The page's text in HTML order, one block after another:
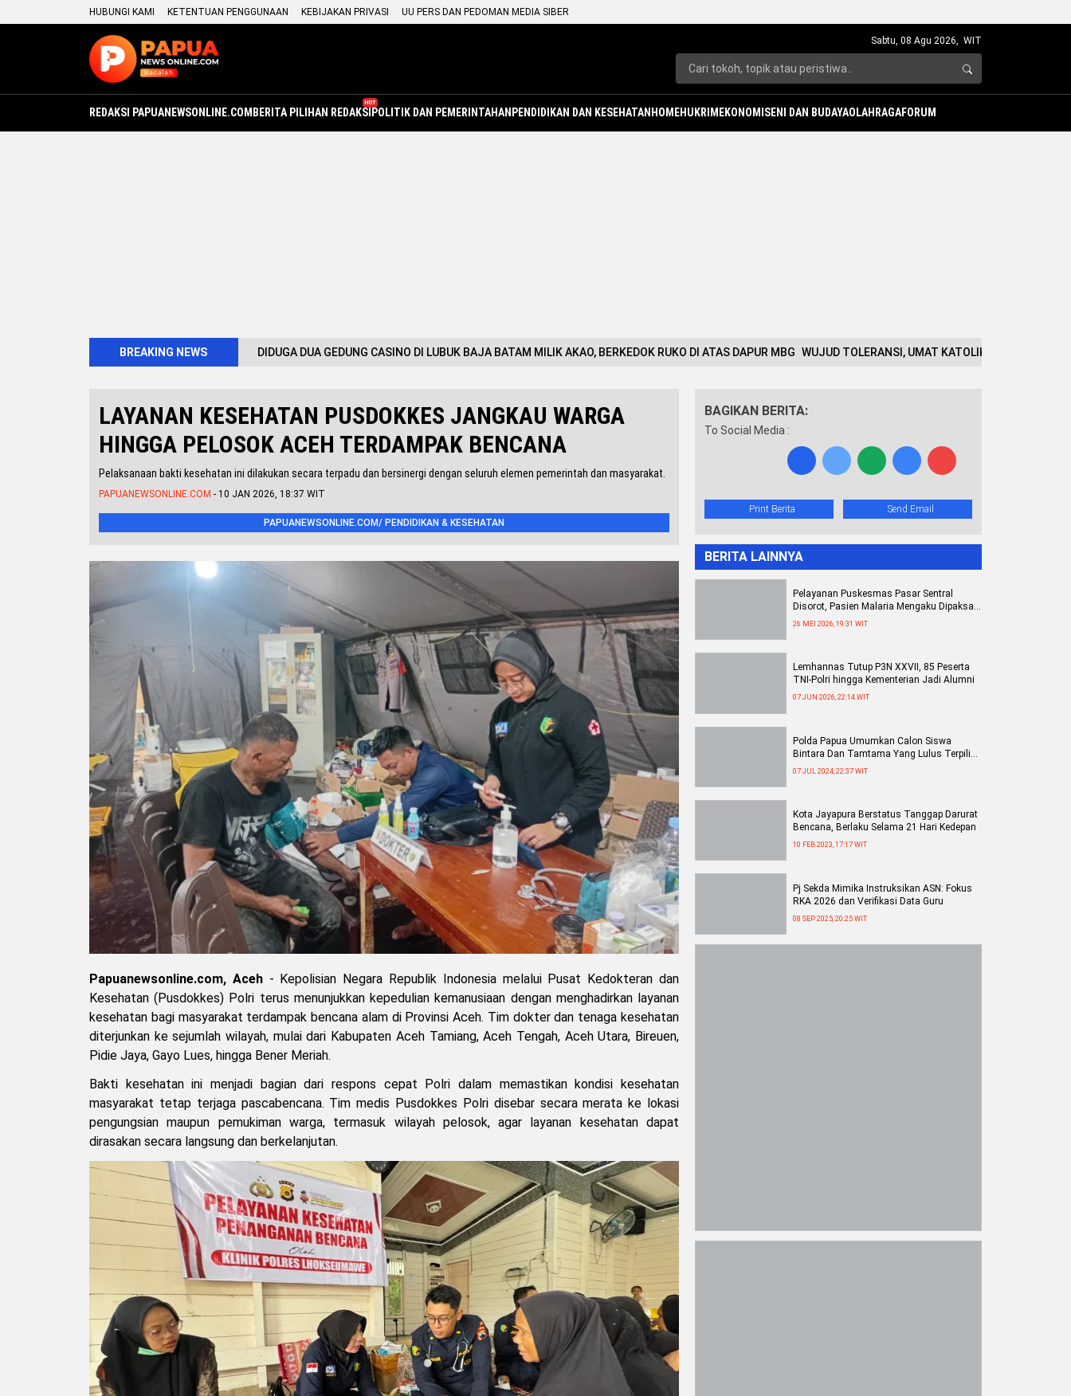
HUBUNGI KAMI KETENTUAN PENGGUNAAN KEBIJAKAN PRIVASI UU PERS DAN PEDOMAN MEDIA SIBER
Sabtu, 08 Agu 2026, WIT
REDAKSI PAPUANEWSONLINE.COM BERITA PILIHAN REDAKSI
HOT
POLITIK DAN PEMERINTAHAN PENDIDIKAN DAN KESEHATAN HOMEHUKRIM EKONOMI SENI DAN BUDAYAOLAHRAGAFORUM
BREAKING NEWS DIDUGA DUA GEDUNG CASINO DI LUBUK BAJA BATAM MILIK AKAO, BERKEDOK RUKO DI ATAS DAPUR MBG WUJUD TOLERANSI, UMAT KATOLIK HADIR DI
LAYANAN KESEHATAN PUSDOKKES JANGKAU WARGA
HINGGA PELOSOK ACEH TERDAMPAK BENCANA
Pelaksanaan bakti kesehatan ini dilakukan secara terpadu dan bersinergi dengan seluruh elemen pemerintah dan masyarakat.
PAPUANEWSONLINE.COM - 10 JAN 2026, 18:37 WIT
PAPUANEWSONLINE.COM/ PENDIDIKAN & KESEHATAN
Papuanewsonline.com, Aceh- Kepolisian Negara Republik Indonesia melalui Pusat Kedokteran dan
Kesehatan (Pusdokkes) Polri terus menunjukkan kepedulian kemanusiaan dengan menghadirkan layanan
kesehatan bagi masyarakat terdampak bencana alam di Provinsi Aceh. Tim dokter dan tenaga kesehatan
diterjunkan ke sejumlah wilayah, mulai dari Kabupaten Aceh Tamiang, Aceh Tengah, Aceh Utara, Bireuen,
Pidie Jaya, Gayo Lues, hingga Bener Meriah.
Bakti kesehatan ini menjadi bagian dari respons cepat Polri dalam memastikan kondisi kesehatan
masyarakat tetap terjaga pascabencana. Tim medis Pusdokkes Polri disebar secara merata ke lokasi
pengungsian maupun pemukiman warga, termasuk wilayah pelosok, agar layanan kesehatan dapat
dirasakan secara langsung dan berkelanjutan.
BAGIKAN BERITA:
To Social Media :
Print Berita Send Email
BERITA LAINNYA
Pelayanan Puskesmas Pasar Sentral
Disorot, Pasien Malaria Mengaku Dipaksa
Minum Obat di Tempat
26 MEI 2026, 19:31 WIT
Lemhannas Tutup P3N XXVII, 85 Peserta
TNI-Polri hingga Kementerian Jadi Alumni
07 JUN 2026, 22:14 WIT
Polda Papua Umumkan Calon Siswa
Bintara Dan Tamtama Yang Lulus Terpilih
Pada Saat Rapat Sidang Akhir
07 JUL 2024, 22:37 WIT
Kota Jayapura Berstatus Tanggap Darurat
Bencana, Berlaku Selama 21 Hari Kedepan
10 FEB 2023, 17:17 WIT
Pj Sekda Mimika Instruksikan ASN: Fokus
RKA 2026 dan Verifikasi Data Guru
08 SEP 2025, 20:25 WIT